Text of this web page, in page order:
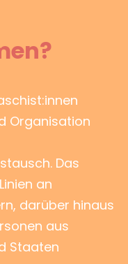
Organisation
Das
an
darüber hinaus
aus
Staaten